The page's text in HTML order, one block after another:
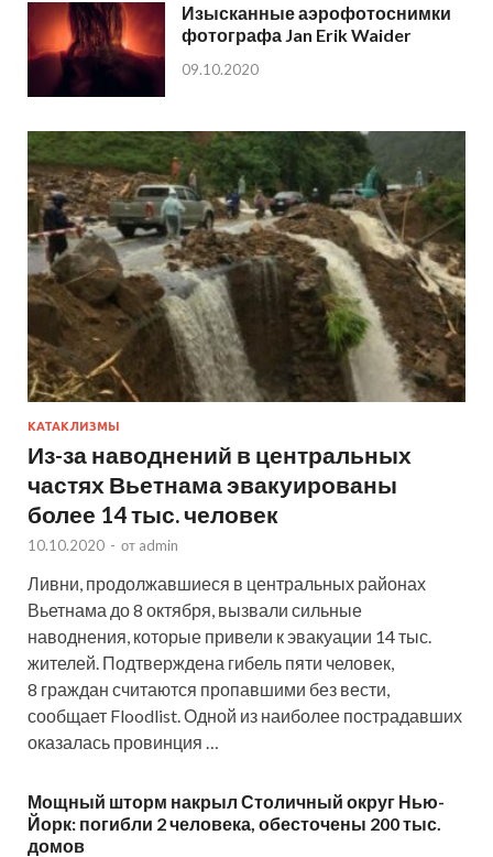
Изысканные аэрофотоснимки
фотографа Jan Erik Waider
09.10.2020
КАТАКЛИЗМЫ
Из-за наводнений в центральных
частях Вьетнама эвакуированы
более 14 тыс. человек
10.10.2020 - от admin
Ливни, продолжавшиеся в центральных районах
Вьетнама до 8 октября, вызвали сильные
наводнения, которые привели к эвакуации 14 тыс.
жителей. Подтверждена гибель пяти человек,
8 граждан считаются пропавшими без вести,
сообщает Floodlist. Одной из наиболее пострадавших
оказалась провинция …
Мощный шторм накрыл Столичный округ Нью-
Йорк: погибли 2 человека, обесточены 200 тыс.
домов